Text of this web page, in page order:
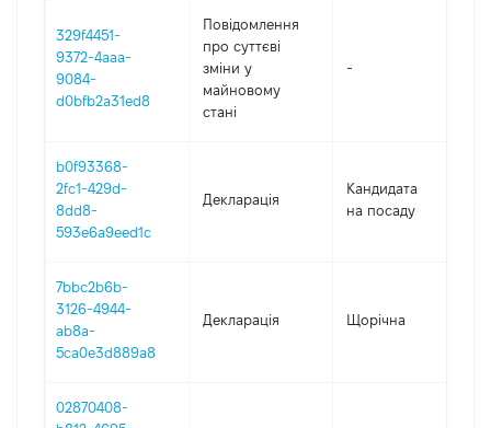
329f4451-
9372-4aaa-
9084-
d0bfb2a31ed8
Повідомлення
про суттєві
зміни y
майновому
стані
-
b0f93368-
2fc1-429d-
8dd8-
593e6a9eed1c
Декларація
Кандидата
на посаду
7bbc2b6b-
3126-4944-
ab8a-
5ca0e3d889a8
Декларація Щорічна
02870408-